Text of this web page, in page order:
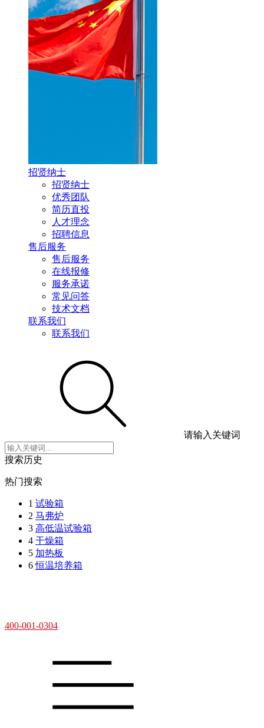
招贤纳士
招贤纳士
优秀团队
简历直投
人才理念
招聘信息
售后服务
售后服务
在线报修
服务承诺
常见问答
技术文档
联系我们
联系我们
请输入关键词
搜索历史
热门搜索
1 试验箱
2 马弗炉
3 高低温试验箱
4 干燥箱
5 加热板
6 恒温培养箱
400-001-0304